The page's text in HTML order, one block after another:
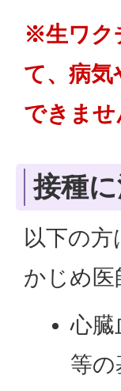
※生ワク
て、病気
できませ
接種
以下の
かじめ
心臓
等の